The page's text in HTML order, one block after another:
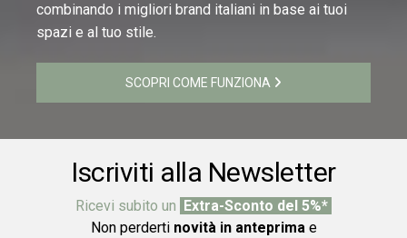
combinando i migliori brand italiani in base ai tuoi
spazi e al tuo stile.
SCOPRI COME FUNZIONA
Iscriviti alla Newsletter
Ricevi subito un Extra-Sconto del 5%*
Non perderti novità in anteprimae